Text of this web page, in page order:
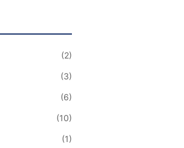
(2)
(3)
(6)
(10)
(1)